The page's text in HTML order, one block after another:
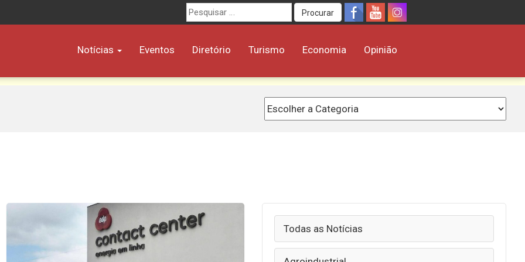
Procurar
por:
Procurar
Notícias Eventos Diretório Turismo Economia Opinião
Todas as Notícias